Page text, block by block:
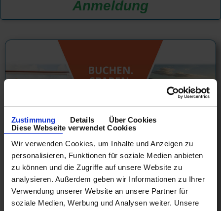
Zustimmung Details
Über Cookies
Diese Webseite verwendet Cookies
Wir verwenden Cookies, um Inhalte und Anzeigen zu
personalisieren, Funktionen für soziale Medien anbieten
zu können und die Zugriffe auf unsere Website zu
analysieren. Außerdem geben wir Informationen zu Ihrer
Verwendung unserer Website an unsere Partner für
soziale Medien, Werbung und Analysen weiter. Unsere
Anmeldung
AIDA Lastminute Angebote für August
und September 2026
Kurzreise nach Århus & Göteborg ab Kiel 4 Tage ab/an